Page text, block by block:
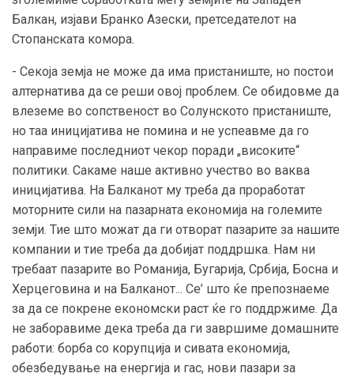
Балкан, изјави Бранко Азески, претседателот на
Стопанската комора.
- Секоја земја не може да има пристаниште, но постои
алтернатива да се реши овој проблем. Се обидовме да
влеземе во сопственост во Солунското пристаниште,
но таа иницијатива не помина и не успеавме да го
направиме последниот чекор поради „високите“
политики. Сакаме наше активно учество во ваква
иницијатива. На Балканот му треба да проработат
моторните сили на пазарната економија на големите
земји. Тие што можат да ги отворат пазарите за нашите
компании и тие треба да добијат поддршка. Нам ни
требаат пазарите во Романија, Бугарија, Србија, Босна и
Херцеговина и на Балканот... Се’ што ќе препознаеме
за да се покрене економски раст ќе го поддржиме. Да
не заборавиме дека треба да ги завршиме домашните
работи: борба со корупција и сивата економија,
обезбедување на енергија и гас, нови пазари за